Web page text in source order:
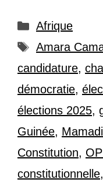
Catégories
Afrique
Étiquettes
Amara
candidature,
démocratie,
élections 2025,
Guinée,
Constitution,
constitutionnelle,